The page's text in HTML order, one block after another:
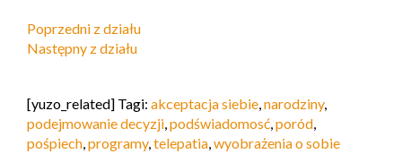
Poprzedni z działu
Następny z działu
[yuzo_related] Tagi: akceptacja siebie,narodziny,
podejmowanie decyzji,podświadomosć,poród,
pośpiech,programy,telepatia,wyobrażenia o sobie